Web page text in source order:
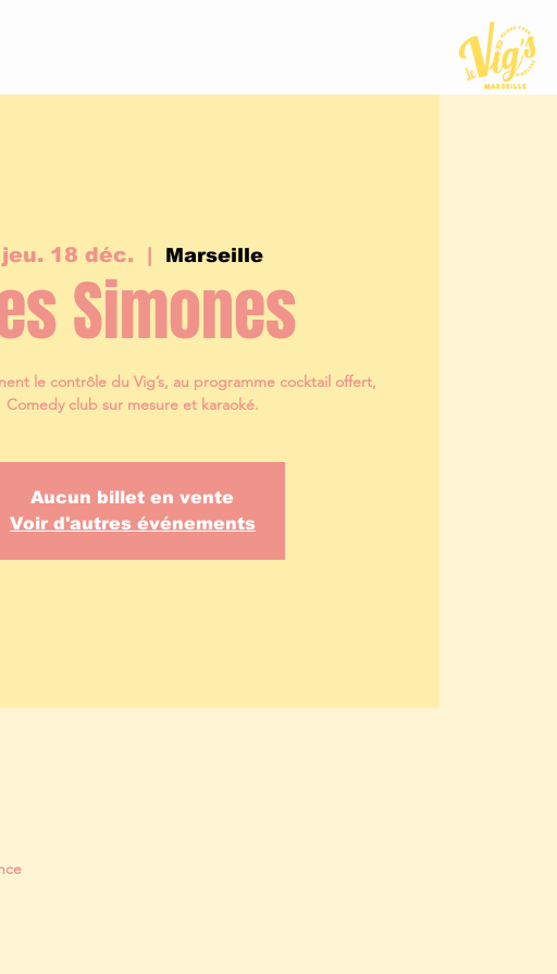
jeu. 18 déc.
  |
Marseille
Simones
le contrôle du Vig’s, au programme cocktail offert,
Comedy club sur mesure et karaoké.
Aucun billet en vente
Voir d'autres événements